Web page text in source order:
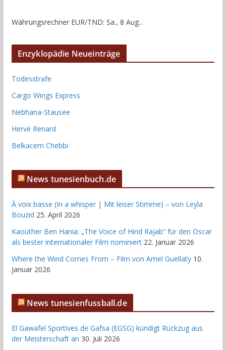
Währungsrechner EUR/TND: Sa., 8 Aug..
Enzyklopädie Neueinträge
Todesstrafe
Cargo Wings Express
Nebhana-Stausee
Hervé Renard
Belkacem Chebbi
News tunesienbuch.de
À voix basse (In a whisper | Mit leiser Stimme) – von Leyla
Bouzid 25. April 2026
Kaouther Ben Hania: „The Voice of Hind Rajab“ für den Oscar
als bester internationaler Film nominiert 22. Januar 2026
Where the Wind Comes From – Film von Amel Guellaty 10.
Januar 2026
News tunesienfussball.de
El Gawafel Sportives de Gafsa (EGSG) kündigt Rückzug aus
der Meisterschaft an 30. Juli 2026